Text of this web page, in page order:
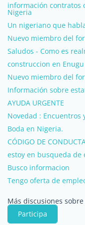
información contratos
Nigeria
Un nigeriano que
Nuevo miembro del
Saludos - Como es
construccion en Enugu
Nuevo miembro del
Información sobre
AYUDA URGENTE
Novedad : Encuentros
Boda en Nigeria.
CÓDIGO DE
estoy en busqueda de
Busco informacion
Tengo oferta de
Más discusiones
Participa